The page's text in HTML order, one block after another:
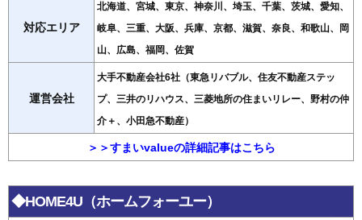
対応エリア
北海道、宮城、東京、神奈川、埼玉、千葉、茨城、愛知、
岐阜、三重、大阪、兵庫、京都、滋賀、奈良、和歌山、岡
山、広島、福岡、佐賀
運営会社
大手不動産会社6社（東急リバブル、住友不動産ステッ
プ、三井のリハウス、三菱地所の住まいリレー、野村の仲
介＋、小田急不動産）
＞＞すまいvalueの詳細記事はこちら
◆HOME4U（ホームフォーユー）